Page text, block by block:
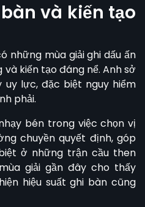
và kiến tạo
những mùa giải ghi dấu ấn
kiến tạo đáng nể. Anh sở
lực, đặc biệt nguy hiểm
phải.
bén trong việc chọn vị
chuyền quyết định, góp
ở những trận cầu then
giải gần đây cho thấy
hiệu suất ghi bàn cũng